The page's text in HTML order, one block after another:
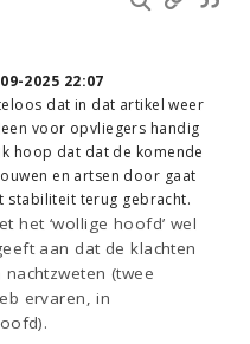
2025 22:07
dat in dat artikel weer
voor opvliegers handig
hoop dat dat de komende
en artsen door gaat
stabiliteit terug gebracht.
het ‘wollige hoofd’ wel
aan dat de klachten
(twee
ervaren, in